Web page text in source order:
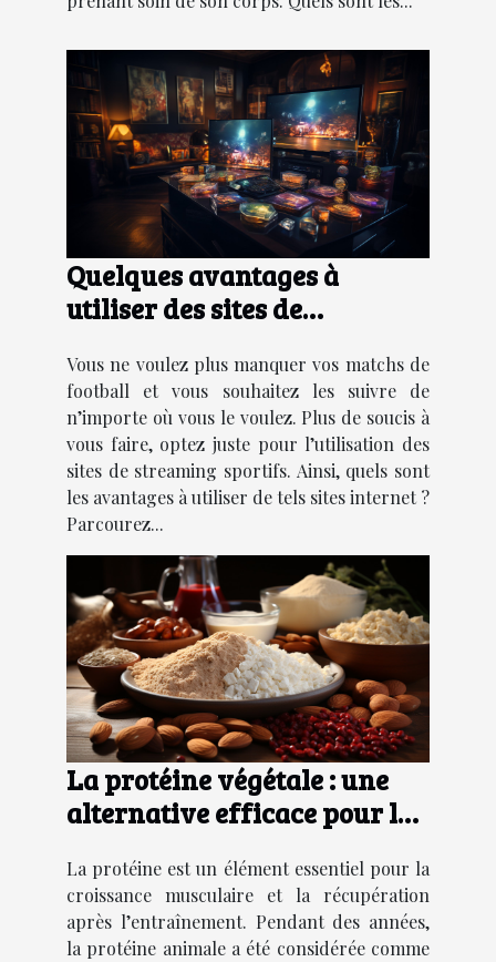
Quelques avantages à
utiliser des sites de
Vous ne voulez plus manquer vos matchs de
football et vous souhaitez les suivre de
n’importe où vous le voulez. Plus de soucis à
vous faire, optez juste pour l’utilisation des
sites de streaming sportifs. Ainsi, quels sont
les avantages à utiliser de tels sites internet ?
Parcourez...
La protéine végétale : une
alternative efficace pour les
La protéine est un élément essentiel pour la
croissance musculaire et la récupération
après l’entraînement. Pendant des années,
la protéine animale a été considérée comme